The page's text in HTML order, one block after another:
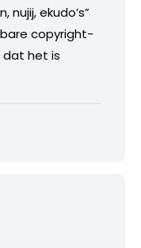
nujij, ekudo’s”
copyright-
dat het is